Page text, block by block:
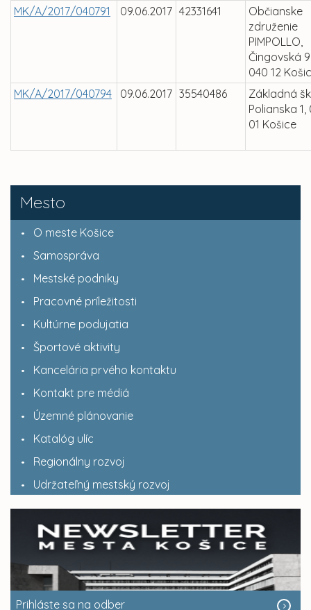
Mesto
O meste Košice
Samospráva
Mestské podniky
Pracovné príležitosti
Kultúrne podujatia
Športové aktivity
Kancelária prvého kontaktu
Kontakt pre médiá
Územné plánovanie
Katalóg ulíc
Regionálny rozvoj
Udržateľný mestský rozvoj
Prihláste sa na odber
MK/A/2017/040791 09.06.2017 42331641
Občianske
združenie
PIMPOLLO,
Čingovská
040 12
MK/A/2017/040794
09.06.2017 35540486
Základná
Polianska 1,
01 Košice